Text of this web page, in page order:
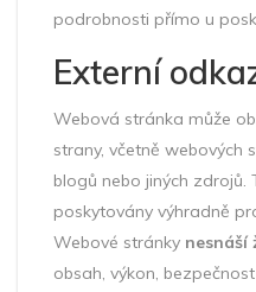
podrobnosti přímo u
Externí
Webová stránka může
strany, včetně webových
blogů nebo jiných zdrojů.
poskytovány výhradně
Webové stránky nesnáší
obsah, výkon,